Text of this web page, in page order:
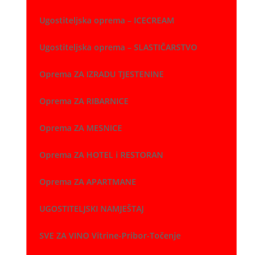
Ugostiteljska oprema – ICECREAM
Ugostiteljska oprema – SLASTIČARSTVO
Oprema ZA IZRADU TJESTENINE
Oprema ZA RIBARNICE
Oprema ZA MESNICE
Oprema ZA HOTEL i RESTORAN
Oprema ZA APARTMANE
UGOSTITELJSKI NAMJEŠTAJ
SVE ZA VINO Vitrine-Pribor-Točenje